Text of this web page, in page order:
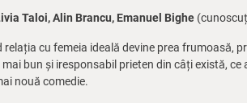
Taloi, Alin Brancu, Emanuel Bighe
relația cu femeia ideală devine prea frumoasă,
bun și iresponsabil prieten din câți există,
nouă comedie.